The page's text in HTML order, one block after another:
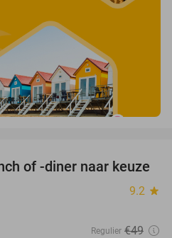
48%
of -diner naar keuze
9.2 star
Regulier €49